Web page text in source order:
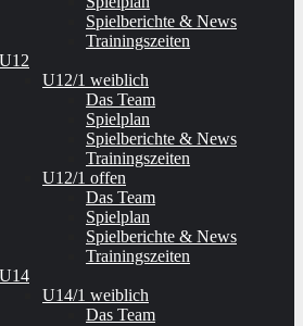
Spielberichte & News
Trainingszeiten
U12
U12/1 weiblich
Das Team
Spielplan
Spielberichte & News
Trainingszeiten
U12/1 offen
Das Team
Spielplan
Spielberichte & News
Trainingszeiten
U14
U14/1 weiblich
Das Team